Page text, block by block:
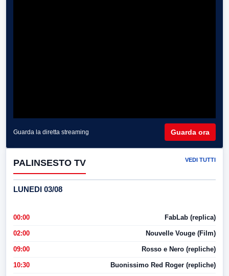
Guarda la diretta streaming Guarda ora
PALINSESTO TV VEDI TUTTI
LUNEDI 03/08
00:00 FabLab (replica)
02:00 Nouvelle Vouge (Film)
09:00 Rosso e Nero (repliche)
10:30 Buonissimo Red Roger (repliche)